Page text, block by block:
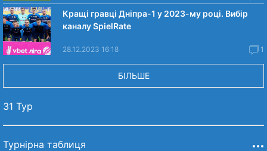
Кращі гравці Дніпра-1 у 2023-му році. Вибiр
каналу SpielRate
28.12.2023 16:18 1
БІЛЬШЕ
31 Тур
Турнірна таблиця